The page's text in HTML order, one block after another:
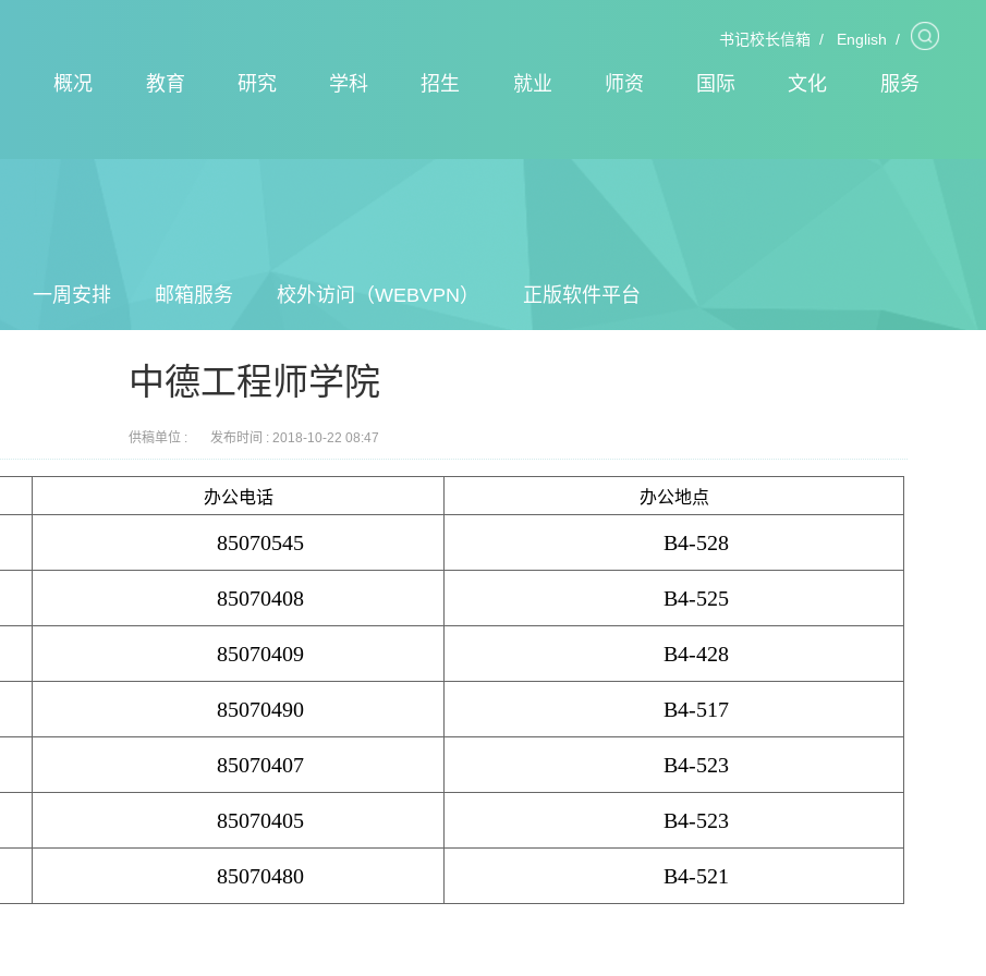
书记校长信箱 / English /
概况 教育 研究 学科 招生 就业 师资 国际 文化 服务
一周安排 邮箱服务 校外访问（WEBVPN） 正版软件平台
中德工程师学院
供稿单位 : 发布时间 : 2018-10-22 08:47
办公电话 办公地点
85070545 B4-528
85070408 B4-525
85070409 B4-428
85070490 B4-517
85070407 B4-523
85070405 B4-523
85070480 B4-521